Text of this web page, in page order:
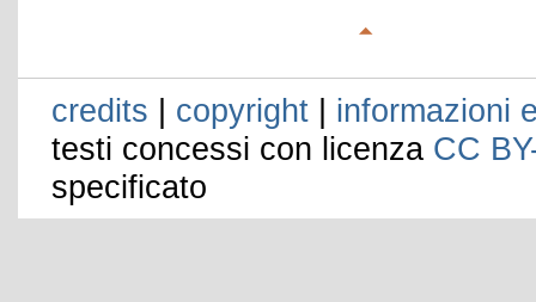
credits | copyright | informazioni
testi concessi con licenza CC
specificato